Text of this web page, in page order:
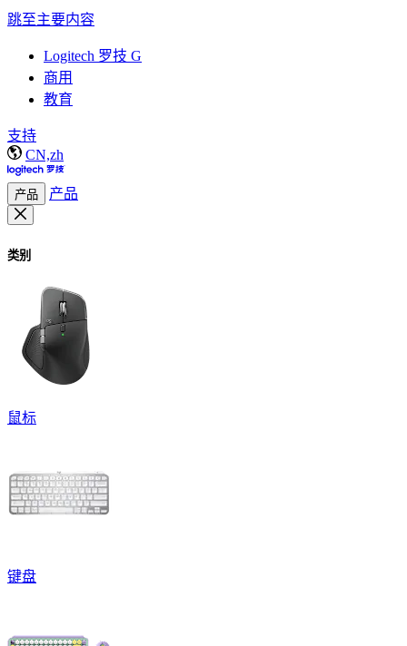
跳至主要内容
Logitech 罗技 G
商用
教育
支持
CN,zh
产品 产品
类别
鼠标
键盘